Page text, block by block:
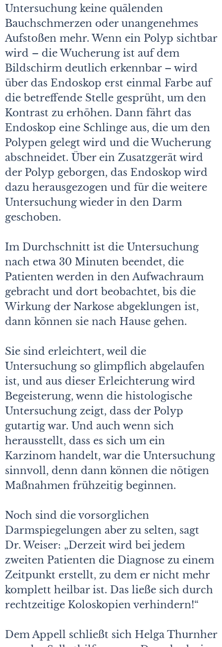
Untersuchung keine quälenden
Bauchschmerzen oder unangenehmes
Aufstoßen mehr. Wenn ein Polyp sichtbar
wird – die Wucherung ist auf dem
Bildschirm deutlich erkennbar – wird
über das Endoskop erst einmal Farbe auf
die betreffende Stelle gesprüht, um den
Kontrast zu erhöhen. Dann fährt das
Endoskop eine Schlinge aus, die um den
Polypen gelegt wird und die Wucherung
abschneidet. Über ein Zusatzgerät wird
der Polyp geborgen, das Endoskop wird
dazu herausgezogen und für die weitere
Untersuchung wieder in den Darm
geschoben.
Im Durchschnitt ist die Untersuchung
nach etwa 30 Minuten beendet, die
Patienten werden in den Aufwachraum
gebracht und dort beobachtet, bis die
Wirkung der Narkose abgeklungen ist,
dann können sie nach Hause gehen.
Sie sind erleichtert, weil die
Untersuchung so glimpflich abgelaufen
ist, und aus dieser Erleichterung wird
Begeisterung, wenn die histologische
Untersuchung zeigt, dass der Polyp
gutartig war. Und auch wenn sich
herausstellt, dass es sich um ein
Karzinom handelt, war die Untersuchung
sinnvoll, denn dann können die nötigen
Maßnahmen frühzeitig beginnen.
Noch sind die vorsorglichen
Darmspiegelungen aber zu selten, sagt
Dr. Weiser: „Derzeit wird bei jedem
zweiten Patienten die Diagnose zu einem
Zeitpunkt erstellt, zu dem er nicht mehr
komplett heilbar ist. Das ließe sich durch
rechtzeitige Koloskopien verhindern!“
Dem Appell schließt sich Helga Thurnher